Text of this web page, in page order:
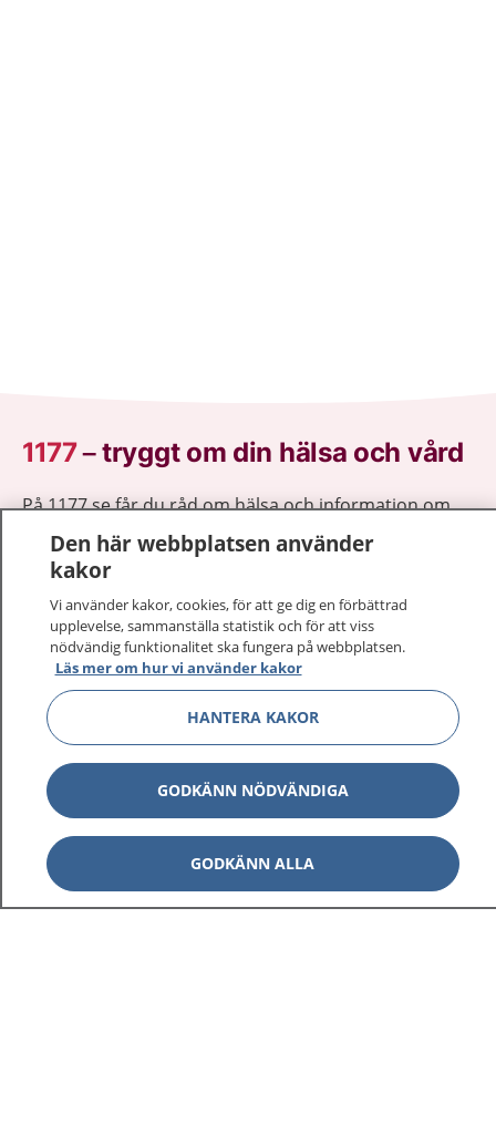
1177–tryggt om din hälsa och vård
På 1177.se får du råd om hälsa och information om
sjukdomar och vilka mottagningar du kan kontakta.
Logga in för att läsa din journal och göra dina
vårdärenden. Ring telefonnummer 1177 för
sjukvårdsrådgivning dygnet runt.
1177 ger dig råd när du vill må bättre.
1177 på flera språk Visa
Om 1177 Visa
Kontakt Visa
Den här webbplatsen använder
kakor
Vi använder kakor, cookies, för att ge dig en förbättrad
upplevelse, sammanställa statistik och för att viss
nödvändig funktionalitet ska fungera på webbplatsen.
Läs mer om hur vi använder kakor
HANTERA KAKOR
GODKÄNN NÖDVÄNDIGA
GODKÄNN ALLA